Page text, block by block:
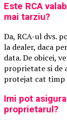
Este RCA
mai tarziu?
Da, RCA-ul dvs.
la dealer, daca
data. De obicei,
proprietate si de
protejat cat timp
Imi pot
proprietarul?